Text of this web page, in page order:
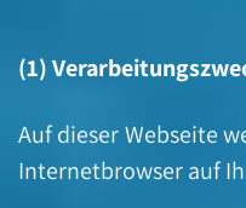
(1)
Auf dieser Webseite
Internetbrowser auf